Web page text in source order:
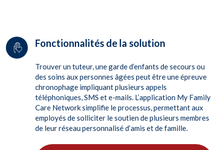
Fonctionnalités de la solution
Trouver un tuteur, une garde d’enfants de secours ou
des soins aux personnes âgées peut être une épreuve
chronophage impliquant plusieurs appels
téléphoniques, SMS et e-mails. L’application My Family
Care Network simplifie le processus, permettant aux
employés de solliciter le soutien de plusieurs membres
de leur réseau personnalisé d’amis et de famille.